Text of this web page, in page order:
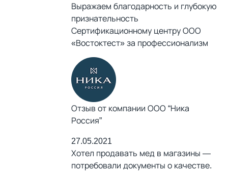
Выражаем благодарность и глубокую
признательность
Сертификационному центру ООО
«Востоктест» за профессионализм
Отзыв от компании ООО “Ника
Россия”
27.05.2021
Хотел продавать мед в магазины —
потребовали документы о качестве.